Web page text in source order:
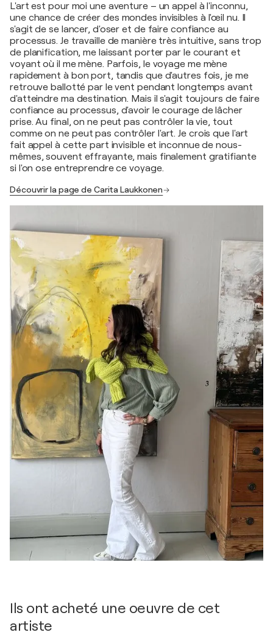
L'art est pour moi une aventure – un appel à l'inconnu,
une chance de créer des mondes invisibles à l'œil nu. Il
s'agit de se lancer, d'oser et de faire confiance au
processus. Je travaille de manière très intuitive, sans trop
de planification, me laissant porter par le courant et
voyant où il me mène. Parfois, le voyage me mène
rapidement à bon port, tandis que d'autres fois, je me
retrouve ballotté par le vent pendant longtemps avant
d'atteindre ma destination. Mais il s'agit toujours de faire
confiance au processus, d'avoir le courage de lâcher
prise. Au final, on ne peut pas contrôler la vie, tout
comme on ne peut pas contrôler l'art. Je crois que l'art
fait appel à cette part invisible et inconnue de nous-
mêmes, souvent effrayante, mais finalement gratifiante
si l'on ose entreprendre ce voyage.
Découvrir la page de Carita Laukkonen
Ils ont acheté une oeuvre de cet
artiste